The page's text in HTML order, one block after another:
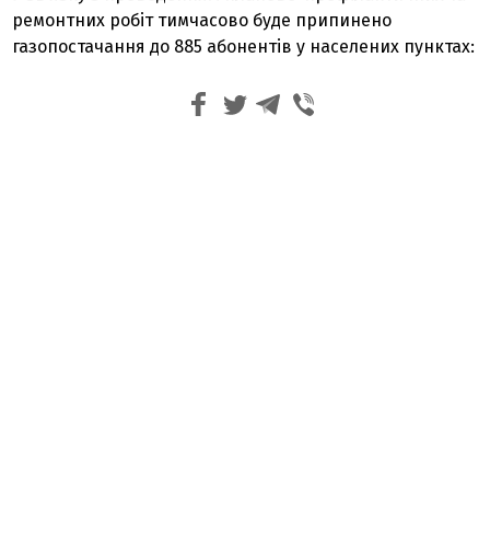
ремонтних робіт тимчасово буде припинено
газопостачання до 885 абонентів у населених пунктах: